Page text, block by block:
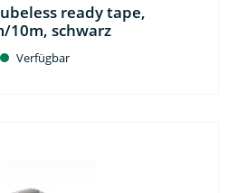
ready tape,
10m, schwarz
Verfügbar